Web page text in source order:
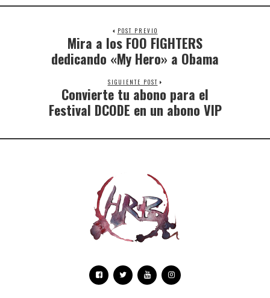
POST PREVIO
Mira a los FOO FIGHTERS
dedicando «My Hero» a Obama
SIGUIENTE POST
Convierte tu abono para el
Festival DCODE en un abono VIP